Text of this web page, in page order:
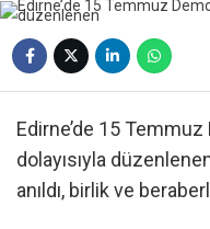
Edirne’de 15
dolayısıyla
anıldı, birlik ve